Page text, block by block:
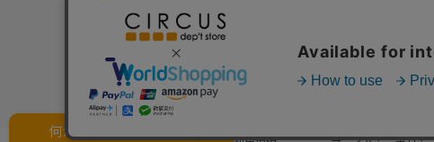
営業時間：10:00-17:00
定休日：日曜・祝日
セール
my focus(よみも
何かお探しですか？